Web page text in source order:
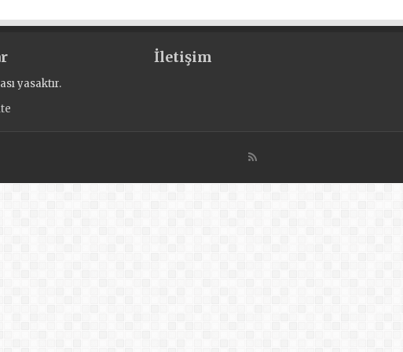
İletişim
yasaktır.